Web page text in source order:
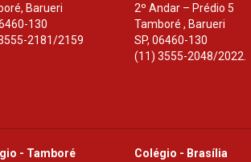
Barueri
130
2181/2159
2º Andar – Prédio 5
Tamboré , Barueri
SP, 06460-130
(11) 3555-2048/2022.
- Tamboré
Colégio - Brasília